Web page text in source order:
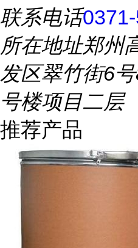
联系电话
所在地址郑州
发区翠竹街6
号楼项目二层
推荐产品